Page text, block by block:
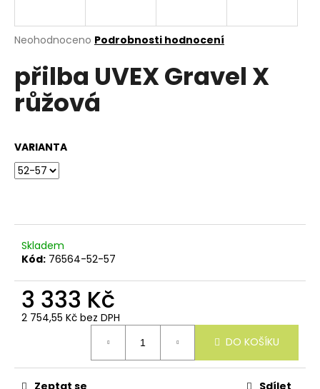
Průměrné
produktu
je
0,0
Neohodnoceno Podrobnosti hodnocení
přilba UVEX Gravel X
růžová
VARIANTA
Skladem
Kód: 76564-52-57
3 333 Kč
2 754,55 Kč bez DPH
DO KOŠÍKU
Zeptat se Sdílet
n
a
í
t
?
D
o
p
u
j